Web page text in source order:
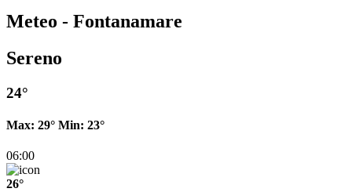
Meteo - Fontanamare
Sereno
24°
Max: 29° Min: 23°
06:00
26°